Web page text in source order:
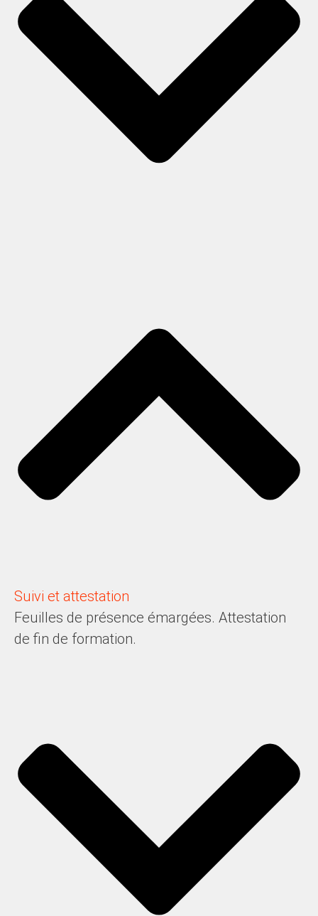
Suivi et attestation
Feuilles de présence émargées. Attestation
de fin de formation.